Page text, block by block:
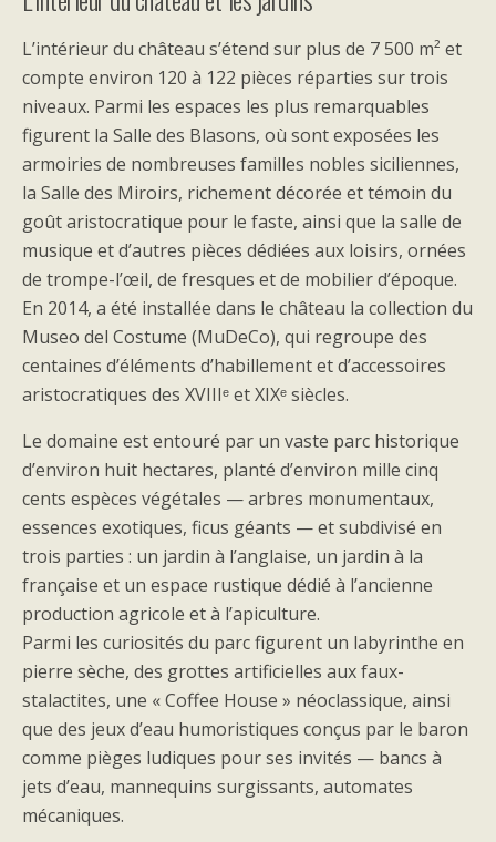
L’intérieur du château s’étend sur plus de 7 500 m² et
compte environ 120 à 122 pièces réparties sur trois
niveaux. Parmi les espaces les plus remarquables
figurent la Salle des Blasons, où sont exposées les
armoiries de nombreuses familles nobles siciliennes,
la Salle des Miroirs, richement décorée et témoin du
goût aristocratique pour le faste, ainsi que la salle de
musique et d’autres pièces dédiées aux loisirs, ornées
de trompe-l’œil, de fresques et de mobilier d’époque.
En 2014, a été installée dans le château la collection du
Museo del Costume (MuDeCo), qui regroupe des
centaines d’éléments d’habillement et d’accessoires
aristocratiques des XVIIIᵉ et XIXᵉ siècles.
Le domaine est entouré par un vaste parc historique
d’environ huit hectares, planté d’environ mille cinq
cents espèces végétales — arbres monumentaux,
essences exotiques, ficus géants — et subdivisé en
trois parties : un jardin à l’anglaise, un jardin à la
française et un espace rustique dédié à l’ancienne
production agricole et à l’apiculture.
Parmi les curiosités du parc figurent un labyrinthe en
pierre sèche, des grottes artificielles aux faux-
stalactites, une « Coffee House » néoclassique, ainsi
que des jeux d’eau humoristiques conçus par le baron
comme pièges ludiques pour ses invités — bancs à
jets d’eau, mannequins surgissants, automates
mécaniques.